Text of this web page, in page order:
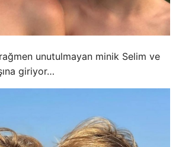
unutulmayan minik Selim ve
giriyor…